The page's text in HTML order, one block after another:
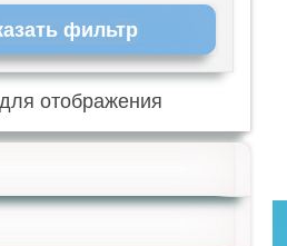
фильтр
отображения